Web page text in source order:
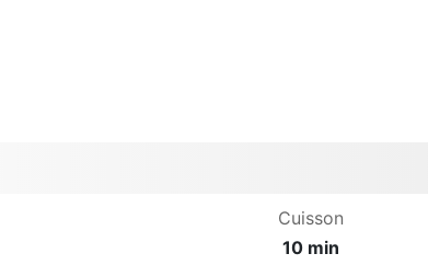
Cuisson
10 min